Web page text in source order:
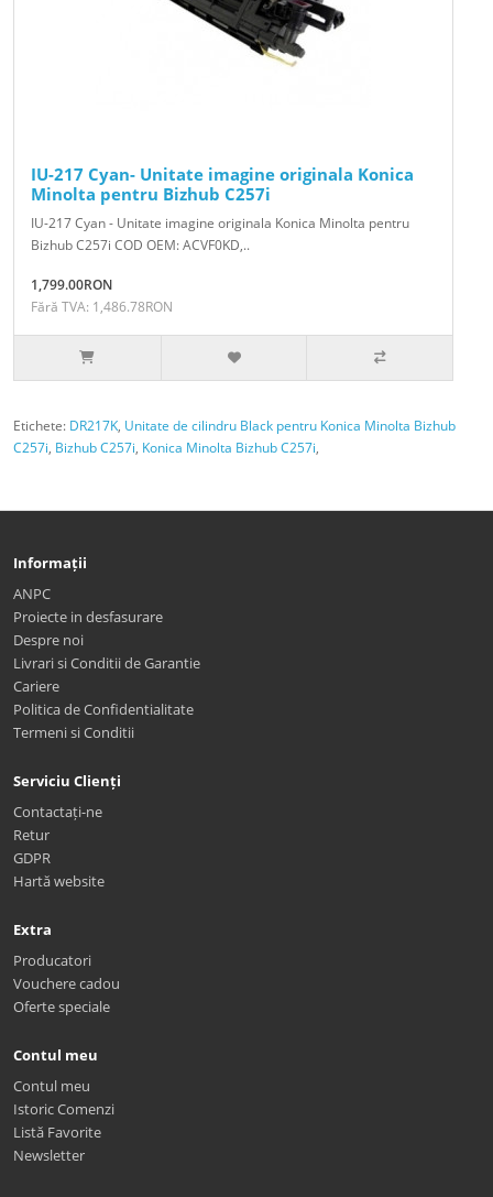
IU-217 Cyan- Unitate imagine originala Konica
Minolta pentru Bizhub C257i
IU-217 Cyan - Unitate imagine originala Konica Minolta pentru
Bizhub C257i COD OEM: ACVF0KD,..
1,799.00RON
Fără TVA: 1,486.78RON
Etichete: DR217K, Unitate de cilindru Black pentru Konica Minolta Bizhub
C257i, Bizhub C257i, Konica Minolta Bizhub C257i,
Informații
ANPC
Proiecte in desfasurare
Despre noi
Livrari si Conditii de Garantie
Cariere
Politica de Confidentialitate
Termeni si Conditii
Serviciu Clienți
Contactați-ne
Retur
GDPR
Hartă website
Extra
Producatori
Vouchere cadou
Oferte speciale
Contul meu
Contul meu
Istoric Comenzi
Listă Favorite
Newsletter